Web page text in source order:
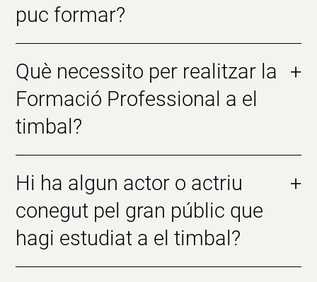
puc formar?
Què necessito per realitzar la
Formació Professional a el
timbal?
+
Hi ha algun actor o actriu
conegut pel gran públic que
hagi estudiat a el timbal?
+